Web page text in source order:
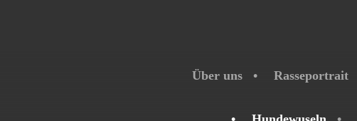
Über uns Rasseportrait